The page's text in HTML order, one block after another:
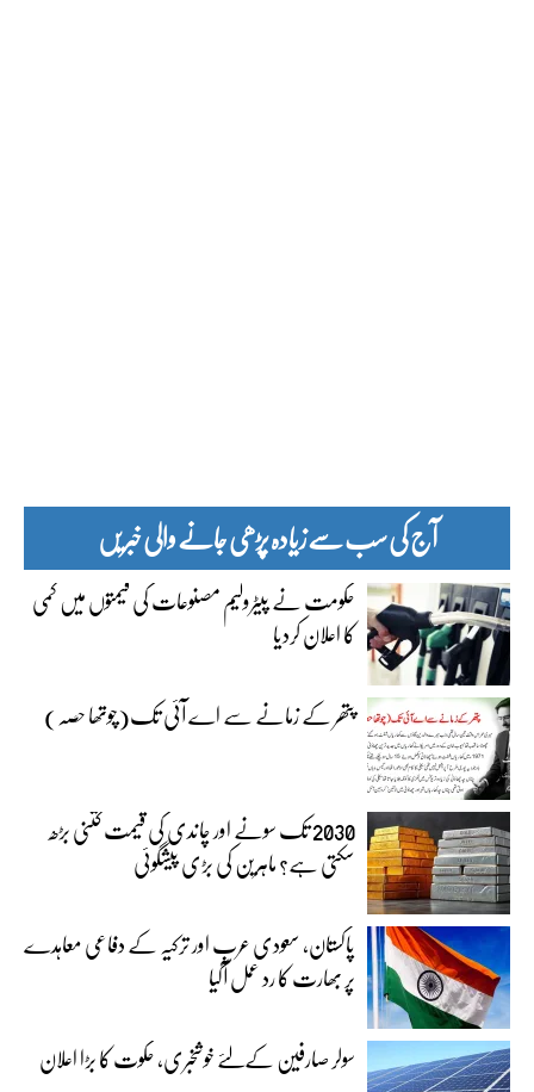
آج کی سب سے زیادہ پڑھی جانے والی خبریں
حکومت نے پیٹرولیم مصنوعات کی قیمتوں میں کمی
کا اعلان کردیا
پتھر کے زمانے سے اے آئی تک(چوتھا حصہ)
2030 تک سونے اور چاندی کی قیمت کتنی بڑھ
سکتی ہے؟ ماہرین کی بڑی پیشگوئی
پاکستان، سعودی عرب اور ترکیہ کے دفاعی معاہدے
پر بھارت کا رد عمل آگیا
سولر صارفین کےلئے خوشخبری، حکوت کا بڑا اعلان